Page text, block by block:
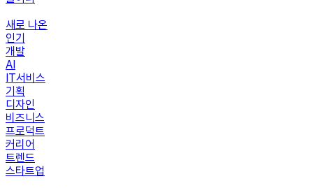
새로 나온
인기
개발
AI
IT서비스
기획
디자인
비즈니스
프로덕트
커리어
트렌드
스타트업